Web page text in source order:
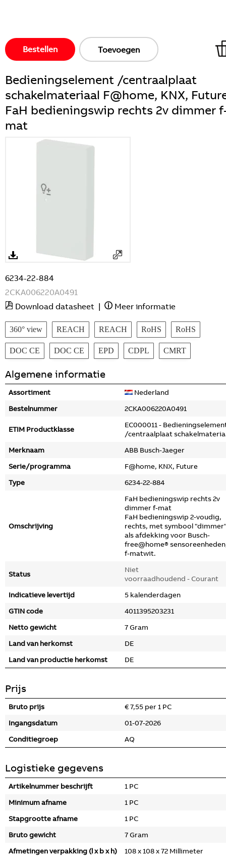
Bestellen Toevoegen
Bedieningselement /centraalplaat
schakelmateriaal F@home, KNX,
FaH bedieningswip rechts 2v dimmer
mat
6234-22-884
2CKA006220A0491
Download datasheet | Meer informatie
360° view REACH REACH RoHS RoHS
DOC CE DOC CE EPD CDPL CMRT
Algemene informatie
Assortiment
Nederland
Bestelnummer
2CKA006220A0491
ETIM Productklasse
EC000011 -
/centraalplaat
Merknaam
ABB Busch-Jaeger
Serie/programma
F@home, KNX, Future
Type
6234-22-884
Omschrijving
FaH bedieningswip rechts 2v
dimmer f-mat
FaH bedieningswip 2-voudig,
rechts, met symbool
als afdekking voor Busch-
free@home®
f-matwit.
Status
Niet
voorraadhoudend - Courant
Indicatieve levertijd
5 kalenderdagen
GTIN code
4011395203231
Netto gewicht
7 Gram
Land van herkomst
DE
Land van productie herkomst
DE
Prijs
Bruto prijs
€ 7,55 per 1 PC
Ingangsdatum
01-07-2026
Conditiegroep
AQ
Logistieke gegevens
Artikelnummer beschrijft
1 PC
Minimum afname
1 PC
Stapgrootte afname
1 PC
Bruto gewicht
7 Gram
Afmetingen verpakking (l x b x h)
108 x 108 x 72 Millimeter